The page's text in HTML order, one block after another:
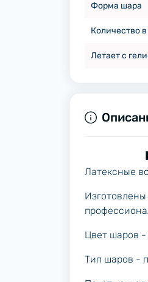
Форма шара
Количество
Летает с
Латексные
Цвет шаров -
Тип шаров -